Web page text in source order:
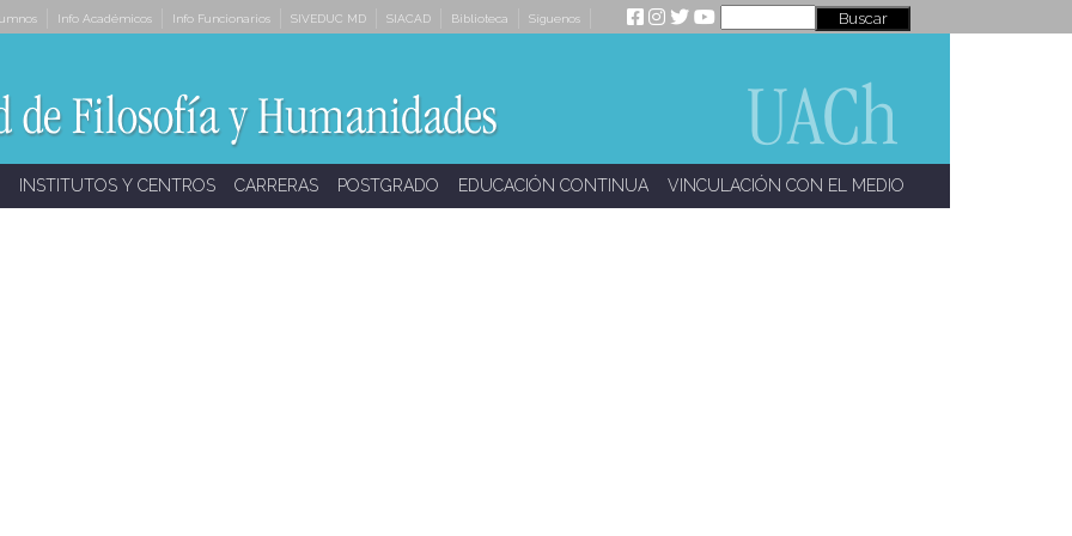
Info Académicos Info Funcionarios SIVEDUC MD SIACAD Biblioteca Síguenos
INSTITUTOS Y CENTROS CARRERAS POSTGRADO EDUCACIÓN CONTINUA VINCULACIÓN CON EL MEDIO